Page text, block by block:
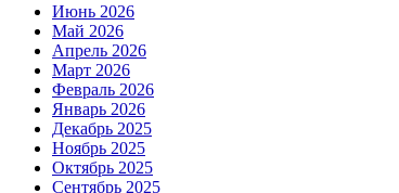
Июнь 2026
Май 2026
Апрель 2026
Март 2026
Февраль 2026
Январь 2026
Декабрь 2025
Ноябрь 2025
Октябрь 2025
Сентябрь 2025